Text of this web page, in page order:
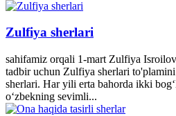
Zulfiya sherlari
sahifamiz orqali 1-mart Zulfiya
tadbir uchun Zulfiya sherlari
sherlari. Har yili erta bahorda ikki
oʻzbekning sevimli...